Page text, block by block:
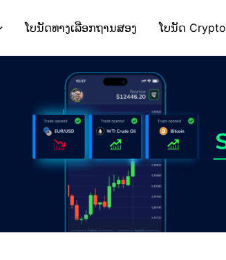
ໂບນັດທາງເລືອກຖານສອງ ໂບນັດ Crypto